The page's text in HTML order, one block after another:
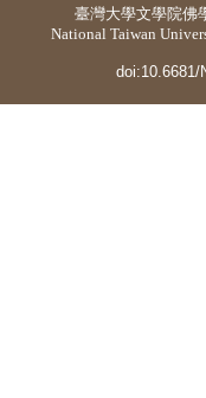
臺灣大學文學院佛
National Taiwan
doi:10.6681/